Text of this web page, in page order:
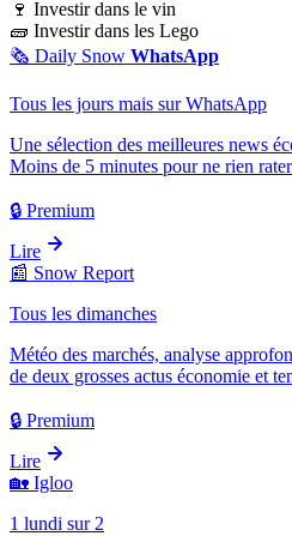
🍷 Investir dans le vin
🧱 Investir dans les Lego
🗞️ Daily Snow WhatsApp
Tous les jours mais sur WhatsApp
Une sélection des meilleures news
Moins de 5 minutes pour ne rien
🔒 Premium
Lire
📰 Snow Report
Tous les dimanches
Météo des marchés, analyse
de deux grosses actus économie et
🔒 Premium
Lire
🏡 Igloo
1 lundi sur 2